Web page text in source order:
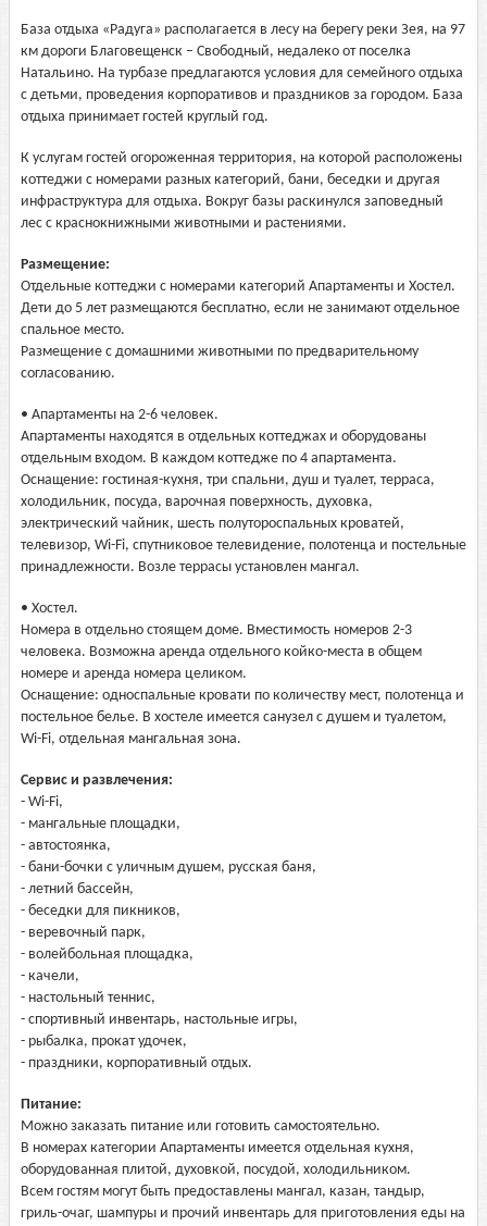
База отдыха «Радуга» располагается в лесу на берегу реки Зея, на 97
км дороги Благовещенск – Свободный, недалеко от поселка
Натальино. На турбазе предлагаются условия для семейного отдыха
с детьми, проведения корпоративов и праздников за городом. База
отдыха принимает гостей круглый год.
К услугам гостей огороженная территория, на которой расположены
коттеджи с номерами разных категорий, бани, беседки и другая
инфраструктура для отдыха. Вокруг базы раскинулся заповедный
лес с краснокнижными животными и растениями.
Размещение:
Отдельные коттеджи с номерами категорий Апартаменты и Хостел.
Дети до 5 лет размещаются бесплатно, если не занимают отдельное
спальное место.
Размещение с домашними животными по предварительному
согласованию.
• Апартаменты на 2-6 человек.
Апартаменты находятся в отдельных коттеджах и оборудованы
отдельным входом. В каждом коттедже по 4 апартамента.
Оснащение: гостиная-кухня, три спальни, душ и туалет, терраса,
холодильник, посуда, варочная поверхность, духовка,
электрический чайник, шесть полутороспальных кроватей,
телевизор, Wi-Fi, спутниковое телевидение, полотенца и постельные
принадлежности. Возле террасы установлен мангал.
• Хостел.
Номера в отдельно стоящем доме. Вместимость номеров 2-3
человека. Возможна аренда отдельного койко-места в общем
номере и аренда номера целиком.
Оснащение: односпальные кровати по количеству мест, полотенца и
постельное белье. В хостеле имеется санузел с душем и туалетом,
Wi-Fi, отдельная мангальная зона.
Сервис и развлечения:
- Wi-Fi,
- мангальные площадки,
- автостоянка,
- бани-бочки с уличным душем, русская баня,
- летний бассейн,
- беседки для пикников,
- веревочный парк,
- волейбольная площадка,
- качели,
- настольный теннис,
- спортивный инвентарь, настольные игры,
- рыбалка, прокат удочек,
- праздники, корпоративный отдых.
Питание:
Можно заказать питание или готовить самостоятельно.
В номерах категории Апартаменты имеется отдельная кухня,
оборудованная плитой, духовкой, посудой, холодильником.
Всем гостям могут быть предоставлены мангал, казан, тандыр,
гриль-очаг, шампуры и прочий инвентарь для приготовления еды на